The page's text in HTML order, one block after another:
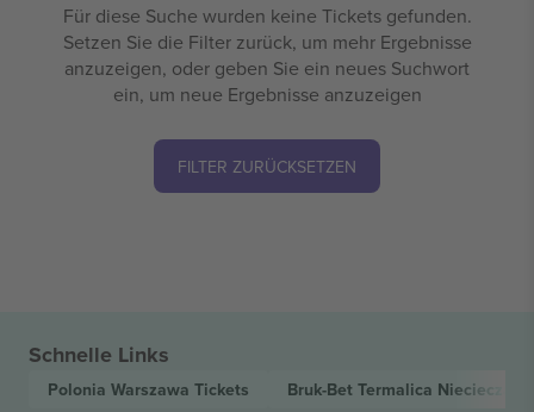
Für diese Suche wurden keine Tickets gefunden.
Setzen Sie die Filter zurück, um mehr Ergebnisse
anzuzeigen, oder geben Sie ein neues Suchwort
ein, um neue Ergebnisse anzuzeigen
FILTER ZURÜCKSETZEN
Schnelle Links
Polonia Warszawa Tickets Bruk-Bet Termalica Nieciecza